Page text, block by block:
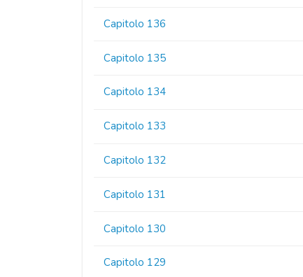
Capitolo 136
Capitolo 135
Capitolo 134
Capitolo 133
Capitolo 132
Capitolo 131
Capitolo 130
Capitolo 129